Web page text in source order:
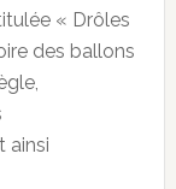
« Drôles
des ballons
ainsi